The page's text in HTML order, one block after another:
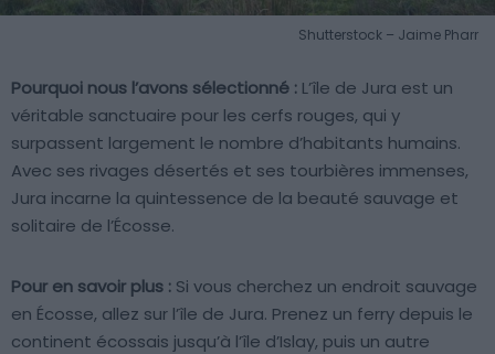
Shutterstock – Jaime Pharr
Pourquoi nous l’avons sélectionné : L’île de Jura est un
véritable sanctuaire pour les cerfs rouges, qui y
surpassent largement le nombre d’habitants humains.
Avec ses rivages désertés et ses tourbières immenses,
Jura incarne la quintessence de la beauté sauvage et
solitaire de l’Écosse.
Pour en savoir plus : Si vous cherchez un endroit sauvage
en Écosse, allez sur l’île de Jura. Prenez un ferry depuis le
continent écossais jusqu’à l’île d’Islay, puis un autre